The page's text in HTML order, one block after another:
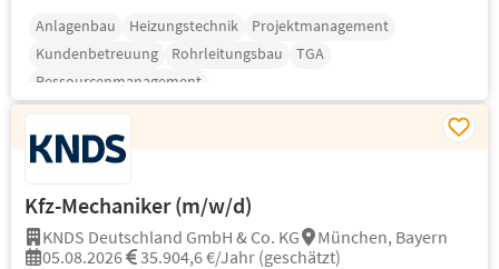
Anlagenbau Heizungstechnik
Projektmanagement
Kundenbetreuung
Rohrleitungsbau
TGA
Ressourcenmanagement
Kfz-Mechaniker (m/w/d)
KNDS Deutschland GmbH & Co. KG
München, Bayern
05.08.2026
35.904,6 €/Jahr (geschätzt)